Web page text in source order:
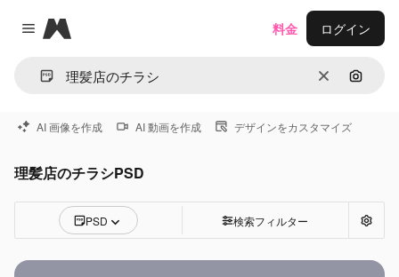
Close menu
Magnific
消去 画像で
料金 ログイン
AI 画像を作成 AI 動画を作成 デザインをカスタマイズ
理髪店のチラシPSD
PSD 検索フィルター